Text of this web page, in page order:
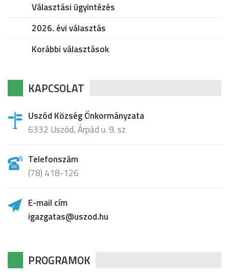
Választási ügyintézés
2026. évi választás
Korábbi választások
KAPCSOLAT
Uszód Község Önkormányzata
6332 Uszód, Árpád u. 9. sz
Telefonszám
(78) 418-126
E-mail cím
igazgatas@uszod.hu
PROGRAMOK